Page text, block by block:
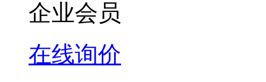
企业会员
在线询价